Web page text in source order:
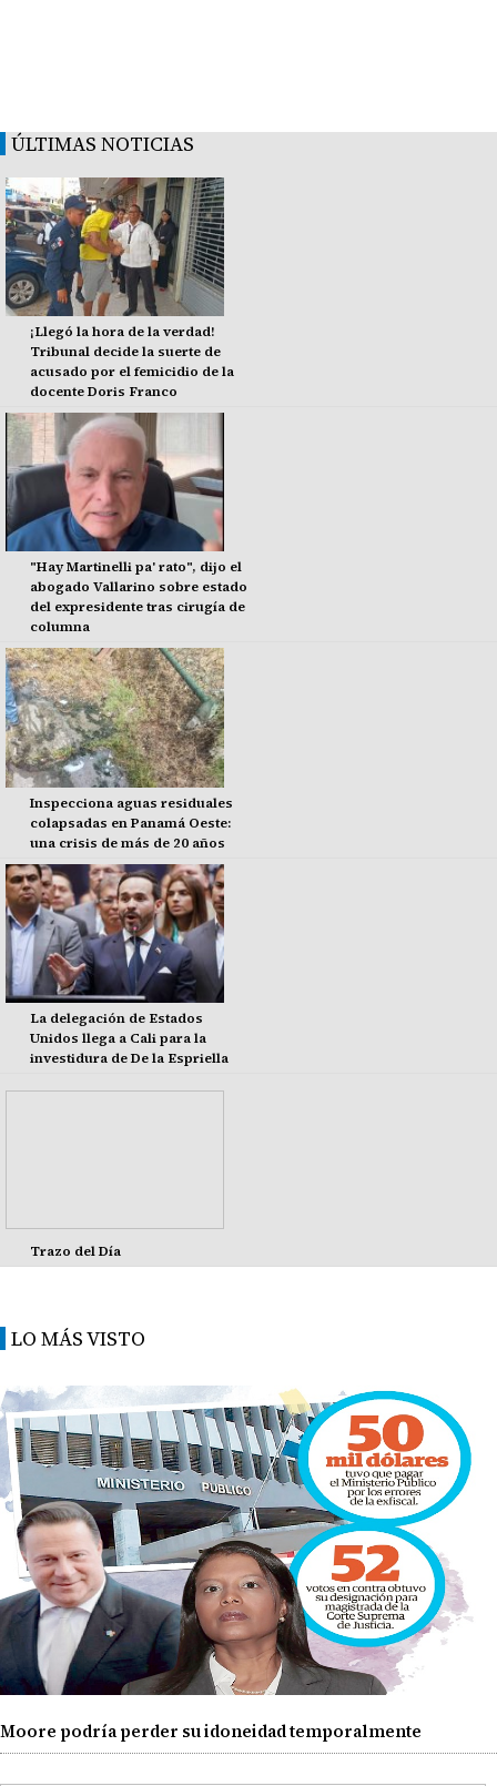
ÚLTIMAS NOTICIAS
¡Llegó la hora de la verdad!
Tribunal decide la suerte de
acusado por el femicidio de la
docente Doris Franco
"Hay Martinelli pa' rato", dijo el
abogado Vallarino sobre estado
del expresidente tras cirugía de
columna
Inspecciona aguas residuales
colapsadas en Panamá Oeste:
una crisis de más de 20 años
La delegación de Estados
Unidos llega a Cali para la
investidura de De la Espriella
Trazo del Día
LO MÁS VISTO
Moore podría perder su idoneidad temporalmente